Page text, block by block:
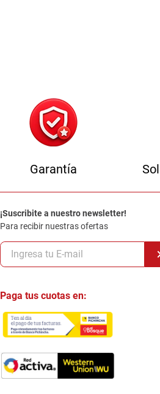
Garantía
¡Suscribite a nuestro newsletter!
Para recibir nuestras ofertas
Paga tus cuotas en: